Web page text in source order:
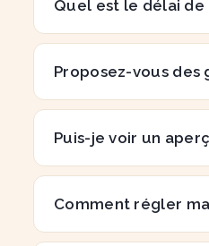
Quel est le délai de
Proposez-vous des
Puis-je voir un
Comment régler